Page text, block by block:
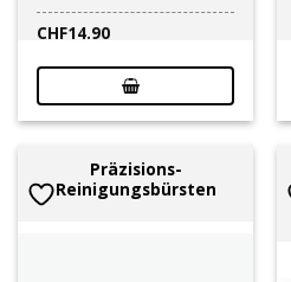
CHF14.90
Präzisions-
Reinigungsbürsten